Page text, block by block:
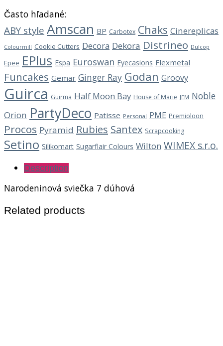
Často hľadané:
ABY style Amscan BP Carbotex Chaks Cinereplicas
Colourmill Cookie Cutters Decora Dekora Distrineo Dulcop
Epee EPlus Espa Euroswan Eyecasions Flexmetal
Funcakes Gemar Ginger Ray Godan Groovy
Guirca Guirma Half Moon Bay House of Marie JEM Noble
Orion PartyDeco Patisse Personal PME Premioloon
Procos Pyramid Rubies Santex Scrapcooking
Setino Silikomart Sugarflair Colours Wilton WIMEX s.r.o.
Description
Narodeninová sviečka 7 dúhová
Related products